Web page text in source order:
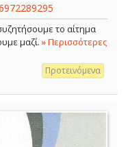
το αίτημα
μαζί. » Περισσότερες
Προτεινόμενα